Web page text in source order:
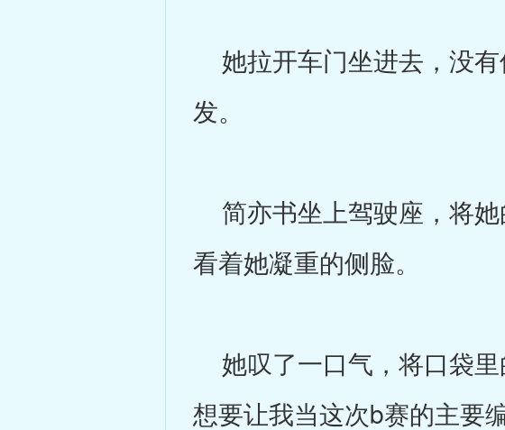
她拉开车门坐进去，没
发。
简亦书坐上驾驶座，将
看着她凝重的侧脸。
她叹了一口气，将口袋
想要让我当这次b赛的主要